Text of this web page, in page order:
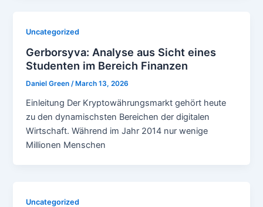
Uncategorized
Gerborsyva: Analyse aus Sicht eines
Studenten im Bereich Finanzen
Daniel Green/March 13, 2026
Einleitung Der Kryptowährungsmarkt gehört heute
zu den dynamischsten Bereichen der digitalen
Wirtschaft. Während im Jahr 2014 nur wenige
Millionen Menschen
Uncategorized